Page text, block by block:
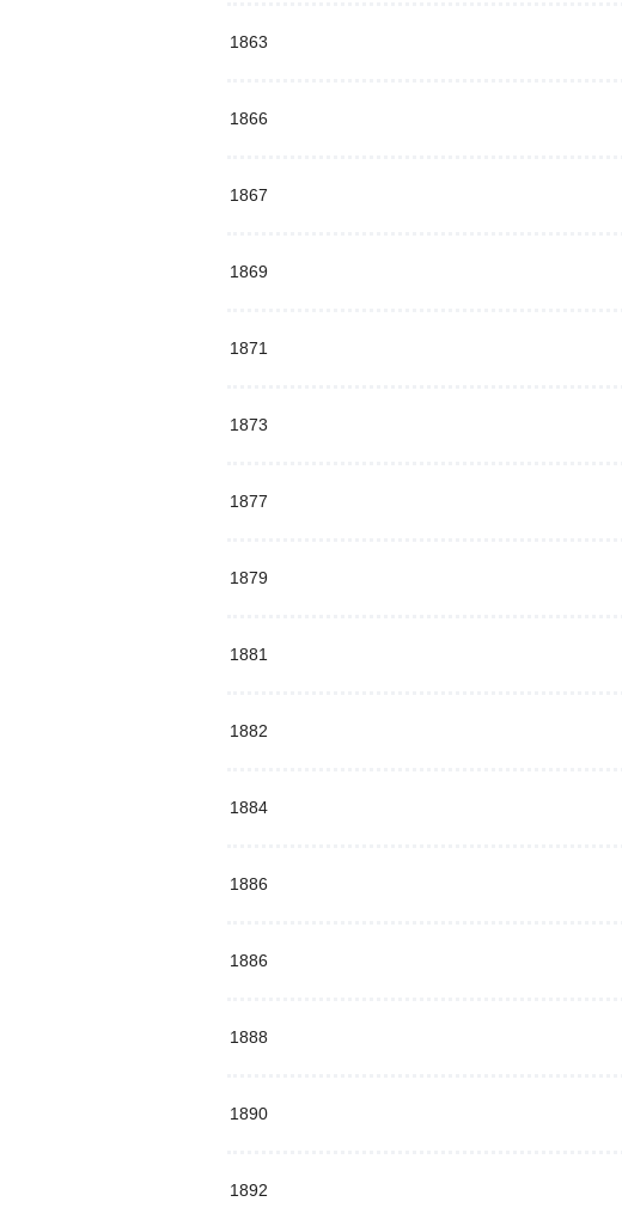
1863
1866
1867
1869
1871
1873
1877
1879
1881
1882
1884
1886
1886
1888
1890
1892